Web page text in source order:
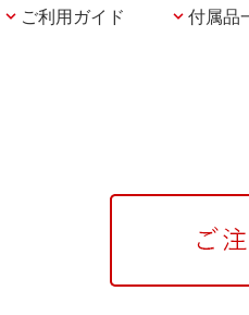
ご利用ガイド 付属品